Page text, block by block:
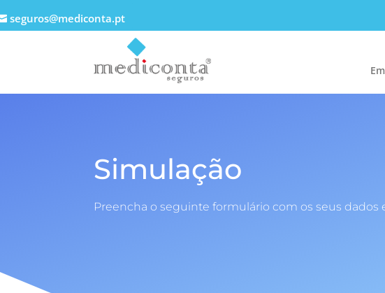
seguros@mediconta.pt
Simulação
Preencha o seguinte formulário com os seus